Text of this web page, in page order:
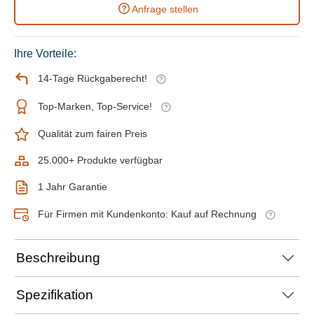
Anfrage stellen
Ihre Vorteile:
14-Tage Rückgaberecht!
Top-Marken, Top-Service!
Qualität zum fairen Preis
25.000+ Produkte verfügbar
1 Jahr Garantie
Für Firmen mit Kundenkonto: Kauf auf Rechnung
Beschreibung
Spezifikation